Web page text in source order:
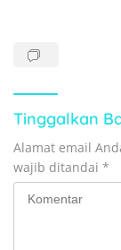
Tinggalkan
Alamat email
wajib ditandai *